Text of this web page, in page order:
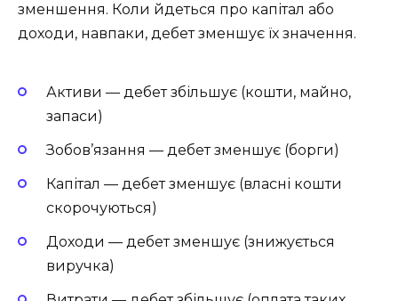
зменшення. Коли йдеться про капітал або
доходи, навпаки, дебет зменшує їх значення.
Активи — дебет збільшує (кошти, майно,
запаси)
Зобов’язання — дебет зменшує (борги)
Капітал — дебет зменшує (власні кошти
скорочуються)
Доходи — дебет зменшує (знижується
виручка)